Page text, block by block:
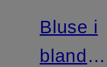
Bluse i
blandet